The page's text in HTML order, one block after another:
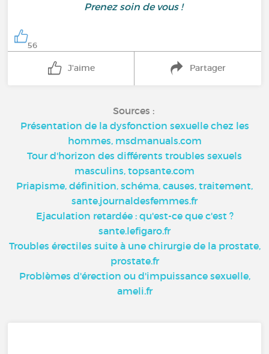
Prenez soin de vous !
56
J'aime Partager
Sources :
Présentation de la dysfonction sexuelle chez les
hommes, msdmanuals.com
Tour d'horizon des différents troubles sexuels
masculins, topsante.com
Priapisme, définition, schéma, causes, traitement,
sante.journaldesfemmes.fr
Ejaculation retardée : qu'est-ce que c'est ?
sante.lefigaro.fr
Troubles érectiles suite à une chirurgie de la prostate,
prostate.fr
Problèmes d'érection ou d'impuissance sexuelle,
ameli.fr